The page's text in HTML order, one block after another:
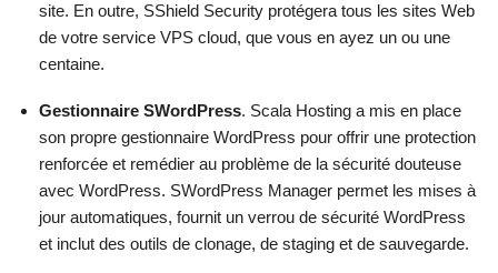
site. En outre, SShield Security protégera tous les sites Web
de votre service VPS cloud, que vous en ayez un ou une
centaine.
Gestionnaire SWordPress. Scala Hosting a mis en place
son propre gestionnaire WordPress pour offrir une protection
renforcée et remédier au problème de la sécurité douteuse
avec WordPress. SWordPress Manager permet les mises à
jour automatiques, fournit un verrou de sécurité WordPress
et inclut des outils de clonage, de staging et de sauvegarde.